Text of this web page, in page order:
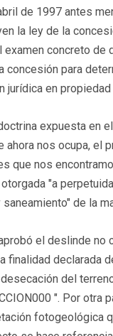
de 1997 antes
la ley de la
examen concreto de
concesión para
jurídica en propiedad
expuesta en
ahora nos ocupa, el
que nos
"a
de la
el deslinde no
finalidad declarada
del
". Por otra
fotogeológica